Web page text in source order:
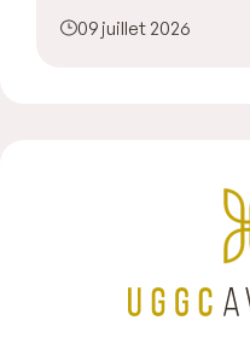
09 juillet 2026